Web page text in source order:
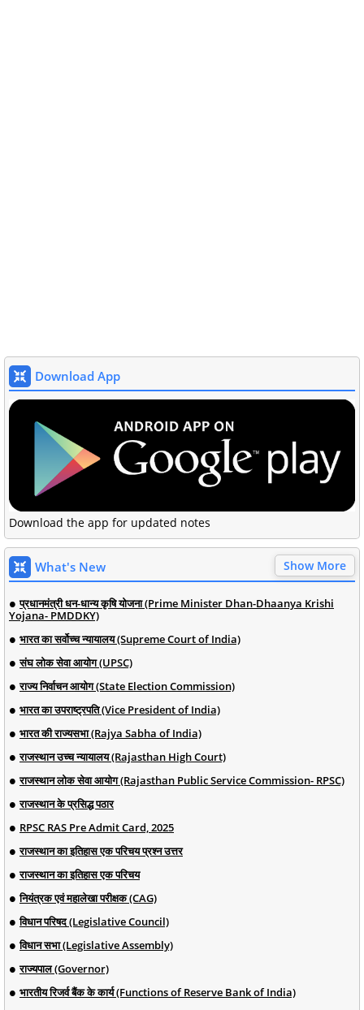
Download App
Download the app for updated notes
What's New Show More
प्रधानमंत्री धन-धान्य कृषि योजना (Prime Minister Dhan-Dhaanya Krishi
Yojana- PMDDKY)
भारत का सर्वोच्च न्यायालय (Supreme Court of India)
संघ लोक सेवा आयोग (UPSC)
राज्य निर्वाचन आयोग (State Election Commission)
भारत का उपराष्ट्रपति (Vice President of India)
भारत की राज्यसभा (Rajya Sabha of India)
राजस्थान उच्च न्यायालय (Rajasthan High Court)
राजस्थान लोक सेवा आयोग (Rajasthan Public Service Commission- RPSC)
राजस्थान के प्रसिद्ध पठार
RPSC RAS Pre Admit Card, 2025
राजस्थान का इतिहास एक परिचय प्रश्न उत्तर
राजस्थान का इतिहास एक परिचय
नियंत्रक एवं महालेखा परीक्षक (CAG)
विधान परिषद (Legislative Council)
विधान सभा (Legislative Assembly)
राज्यपाल (Governor)
भारतीय रिजर्व बैंक के कार्य (Functions of Reserve Bank of India)